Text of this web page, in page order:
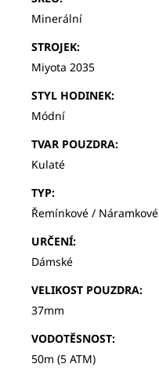
Minerální
STROJEK:
Miyota 2035
STYL HODINEK:
Módní
TVAR POUZDRA:
Kulaté
TYP:
Řemínkové / Náramkové
URČENÍ:
Dámské
VELIKOST POUZDRA:
37mm
VODOTĚSNOST:
50m (5 ATM)